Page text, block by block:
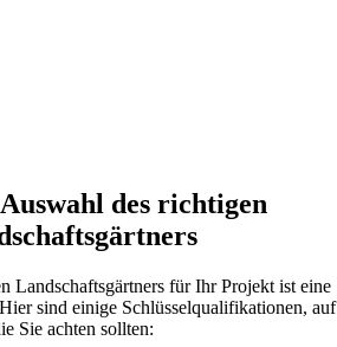
des richtigen
Landschaftsgärtners für Ihr Projekt ist eine
sind einige Schlüsselqualifikationen, auf
Sie achten sollten: